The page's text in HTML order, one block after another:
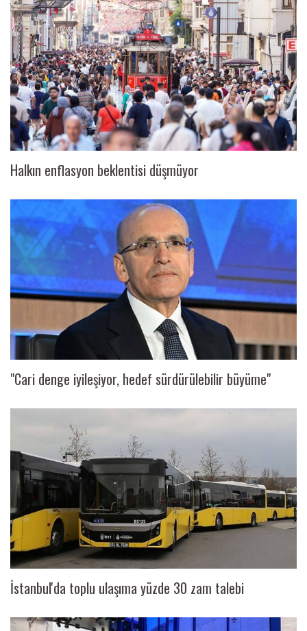
Halkın enflasyon beklentisi düşmüyor
"Cari denge iyileşiyor, hedef sürdürülebilir büyüme"
İstanbul'da toplu ulaşıma yüzde 30 zam talebi